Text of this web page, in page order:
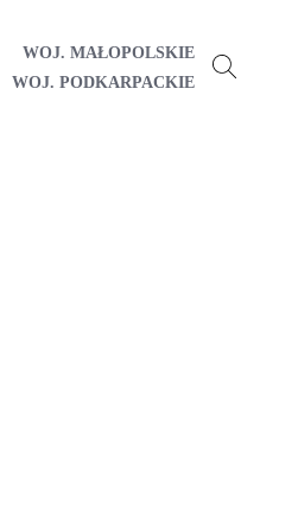
WOJ. MAŁOPOLSKIE
WOJ. PODKARPACKIE